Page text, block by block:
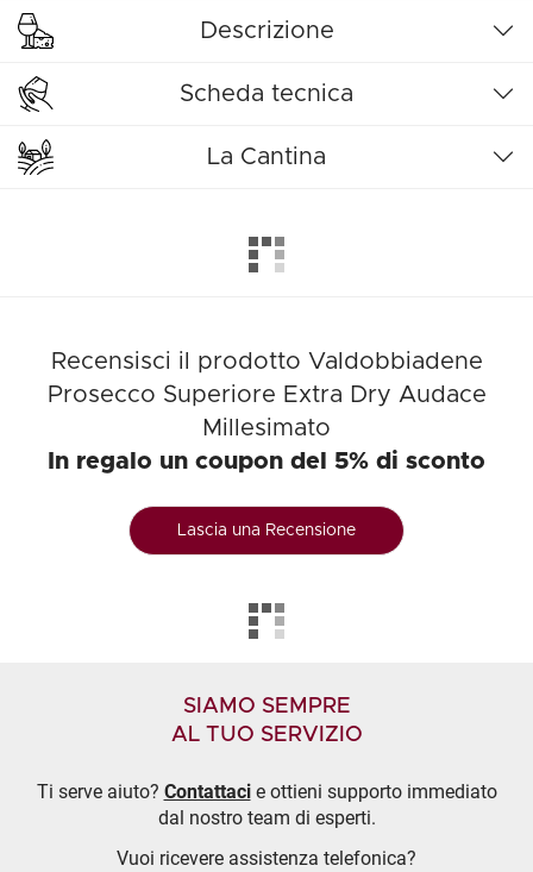
Descrizione
Scheda tecnica
La Cantina
Recensisci il prodotto Valdobbiadene
Prosecco Superiore Extra Dry Audace
Millesimato
In regalo un coupon del 5% di sconto
Lascia una Recensione
SIAMO SEMPRE
AL TUO SERVIZIO
Ti serve aiuto? Contattacie ottieni supporto immediato
dal nostro team di esperti.
Vuoi ricevere assistenza telefonica?